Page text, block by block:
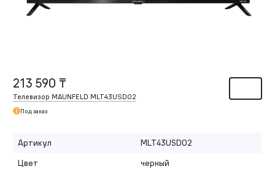
213 590 ₸
Телевизор MAUNFELD MLT43USD02
Под заказ
Артикул
MLT43USD02
Цвет
черный